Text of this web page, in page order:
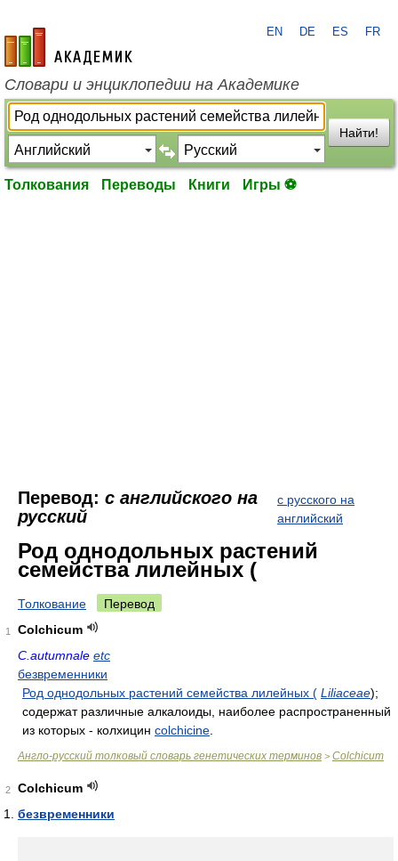
academic.ru
EN DE ES FR
Словари и энциклопедии на Академике
Найти!
Толкования Переводы Книги Игры ⚽
Перевод: с английского на
русский
с русского на
английский
Род однодольных растений
семейства лилейных (
Толкование Перевод
1
Colchicum
C.autumnale etc
безвременники
Род однодольных растений семейства лилейных ( Liliaceae);
содержат различные алкалоиды, наиболее распространенный
из которых - колхицин colchicine
Англо-русский толковый словарь генетических терминов > Colchicum
2
Colchicum
безвременники